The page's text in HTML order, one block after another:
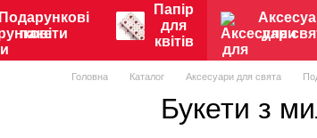
Подарункові
пакети
Папір
для
квітів
для
Головна Каталог Аксесуари для свята
Букети з